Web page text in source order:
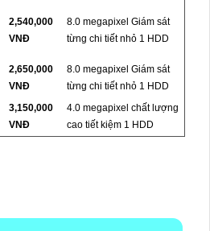
2,540,000
VNĐ
8.0 megapixel Giám sát
từng chi tiết nhỏ 1 HDD
2,650,000
VNĐ
8.0 megapixel Giám sát
từng chi tiết nhỏ 1 HDD
3,150,000
VNĐ
4.0 megapixel chất lượng
cao tiết kiệm 1 HDD